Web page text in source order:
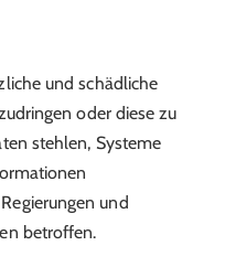
und schädliche
oder diese zu
stehlen, Systeme
und
betroffen.